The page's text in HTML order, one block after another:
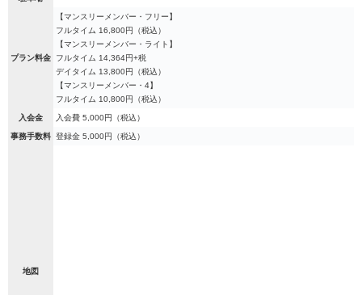
プラン料金
【マンスリーメンバー・フリー】
フルタイム 16,800円（税込）
【マンスリーメンバー・ライト】
フルタイム 14,364円+税
デイタイム 13,800円（税込）
【マンスリーメンバー・4】
フルタイム 10,800円（税込）
入会金 入会費 5,000円（税込）
事務手数料 登録金 5,000円（税込）
地図